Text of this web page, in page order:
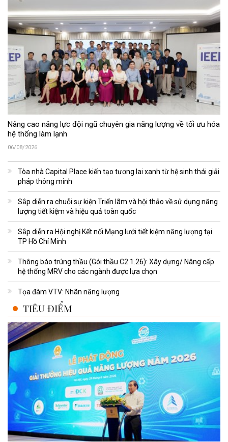
Nâng cao năng lực đội ngũ chuyên gia năng lượng về tối ưu hóa
hệ thống làm lạnh
06/08/2026
Tòa nhà Capital Place kiến tạo tương lai xanh từ hệ sinh thái giải
pháp thông minh
Sắp diễn ra chuỗi sự kiện Triển lãm và hội thảo về sử dụng năng
lượng tiết kiệm và hiệu quả toàn quốc
Sắp diễn ra Hội nghị Kết nối Mạng lưới tiết kiệm năng lượng tại
TP Hồ Chí Minh
Thông báo trúng thầu (Gói thầu C2.1.26): Xây dựng/ Nâng cấp
hệ thống MRV cho các ngành được lựa chọn
Tọa đàm VTV: Nhãn năng lượng
TIÊU ĐIỂM